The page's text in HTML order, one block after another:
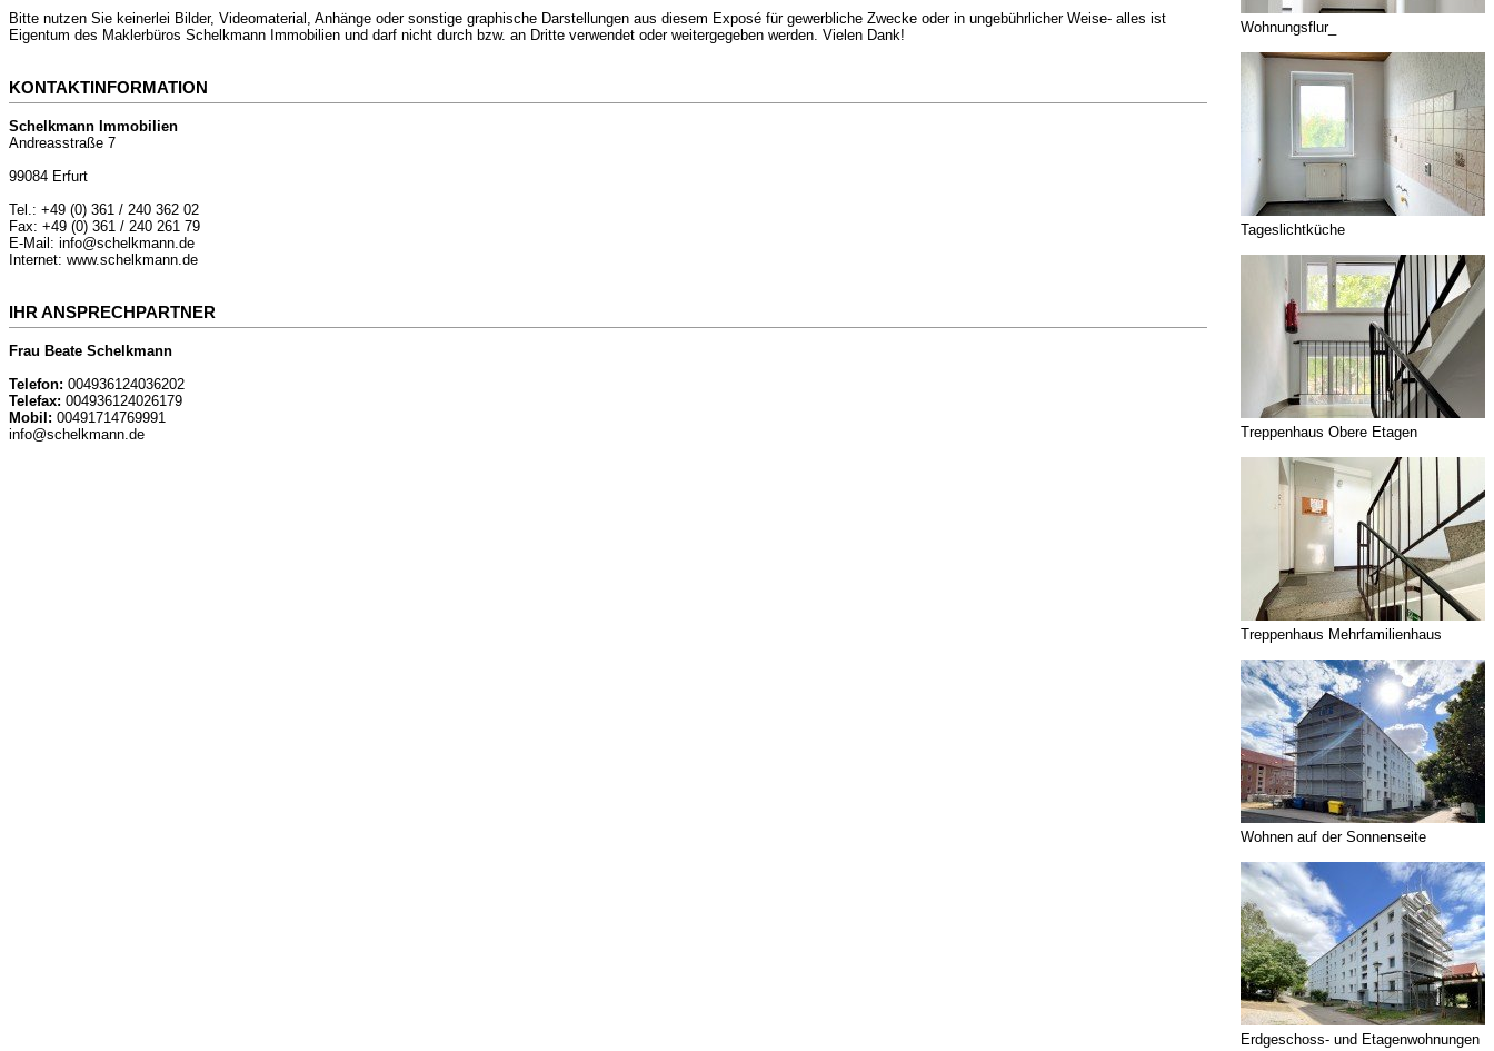
Bitte nutzen Sie keinerlei Bilder, Videomaterial, Anhänge oder sonstige graphische Darstellungen aus diesem Exposé für gewerbliche Zwecke oder in ungebührlicher Weise- alles ist
Eigentum des Maklerbüros Schelkmann Immobilien und darf nicht durch bzw. an Dritte verwendet oder weitergegeben werden. Vielen Dank!
KONTAKTINFORMATION
Schelkmann Immobilien
Andreasstraße 7
99084 Erfurt
Tel.: +49 (0) 361 / 240 362 02
Fax: +49 (0) 361 / 240 261 79
E-Mail: info@schelkmann.de
Internet: www.schelkmann.de
IHR ANSPRECHPARTNER
Frau Beate Schelkmann
Telefon: 004936124036202
Telefax: 004936124026179
Mobil: 00491714769991
info@schelkmann.de
Wohnungsflur_
Tageslichtküche
Treppenhaus Obere Etagen
Treppenhaus Mehrfamilienhaus
Wohnen auf der Sonnenseite
Erdgeschoss- und Etagenwohnungen